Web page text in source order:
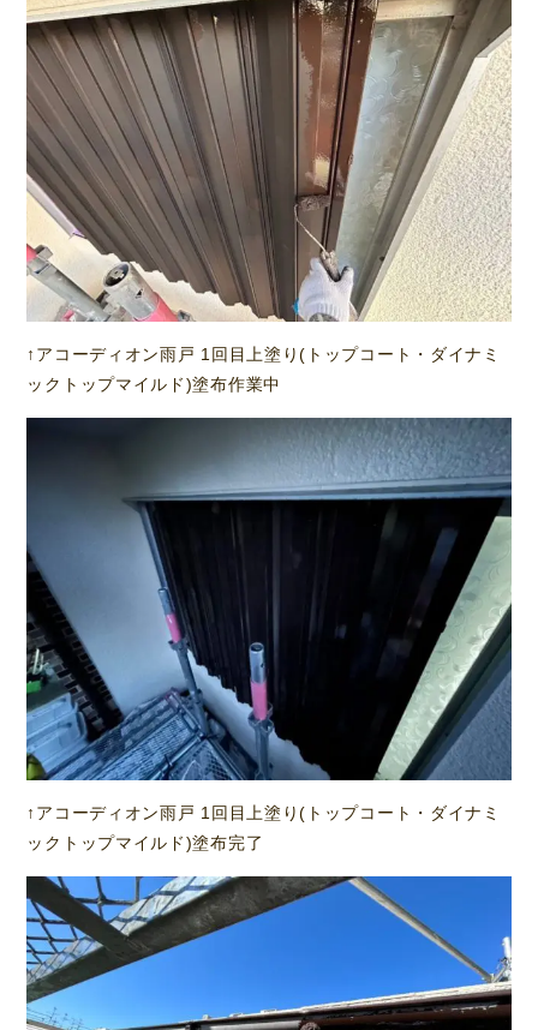
↑アコーディオン雨戸 1回目上塗り(トップコート・ダイナミ
ックトップマイルド)塗布作業中
↑アコーディオン雨戸 1回目上塗り(トップコート・ダイナミ
ックトップマイルド)塗布完了